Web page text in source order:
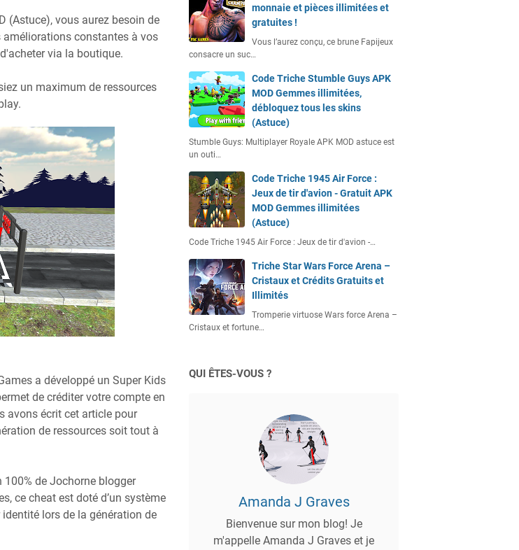
(Astuce), vous aurez besoin de
améliorations constantes à vos
via la boutique.
un maximum de ressources
a développé un Super Kids
de créditer votre compte en
avons écrit cet article pour
de ressources soit tout à
de Jochorne blogger
ce cheat est doté d’un système
lors de la génération de
monnaie et pièces illimitées et
gratuites !
Vous l’aurez conçu, ce brune Fapijeux
consacre un suc…
Code Triche Stumble Guys APK
MOD Gemmes illimitées,
débloquez tous les skins
(Astuce)
Stumble Guys: Multiplayer Royale APK MOD astuce est
un outi…
Code Triche 1945 Air Force :
Jeux de tir d'avion - Gratuit APK
MOD Gemmes illimitées
(Astuce)
Code Triche 1945 Air Force : Jeux de tir d'avion -…
Triche Star Wars Force Arena –
Cristaux et Crédits Gratuits et
Illimités
Tromperie virtuose Wars force Arena –
Cristaux et fortune…
QUI ÊTES-VOUS ?
Amanda J Graves
Bienvenue sur mon blog! Je
m'appelle Amanda J Graves et je